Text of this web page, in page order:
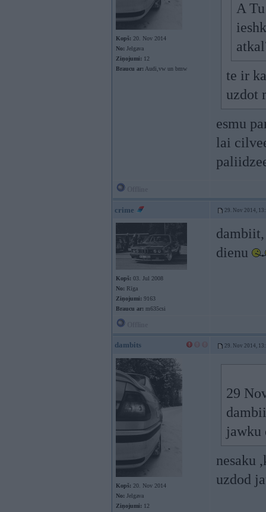
Kopš: 20. Nov 2014
No: Jelgava
Ziņojumi: 12
Braucu ar: Audi,vw un bmw
A
te ir
uzdot
esmu
lai
crime 29. Nov 2014,
Kopš: 03. Jul 2008
No: Rīga
Ziņojumi: 9163
Braucu ar: m635csi
dienu
dambits 29. Nov 2014,
Kopš: 20. Nov 2014
No: Jelgava
Ziņojumi: 12
29
jawku
nesaku
uzdod